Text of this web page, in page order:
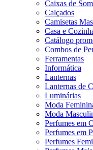
Caixas de
Calçados
Camisetas
Casa e
Catálogo
Combos de
Ferramentas
Informática
Lanternas
Lanternas de
Luminárias
Moda
Moda
Perfumes em
Perfumes em
Perfumes